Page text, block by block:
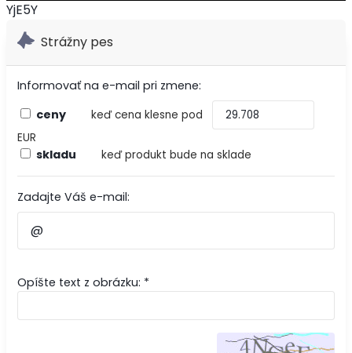
YjE5Y
Strážny pes
Informovať na e-mail pri zmene:
ceny
keď cena klesne pod
EUR
skladu keď produkt bude na sklade
Zadajte Váš e-mail:
Opíšte text z obrázku: *